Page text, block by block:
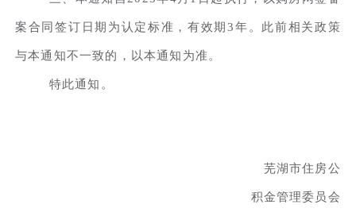
案合同签订日期为认定标准，有效期3年。此前相关政策
与本通知不一致的，以本通知为准。
特此通知。
芜湖市住房公
积金管理委员会